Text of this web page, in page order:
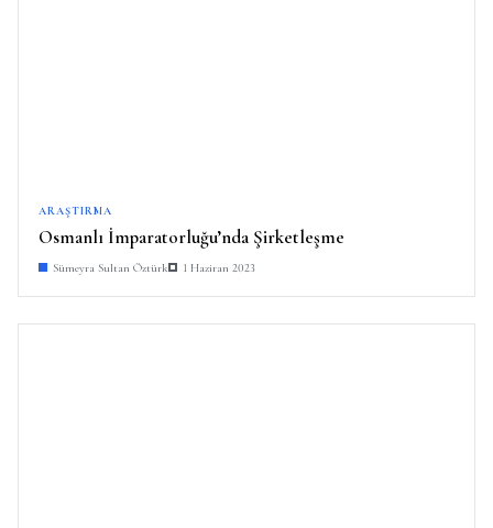
ARAŞTIRMA
Osmanlı İmparatorluğu’nda Şirketleşme
Sümeyra Sultan Öztürk 1 Haziran 2023